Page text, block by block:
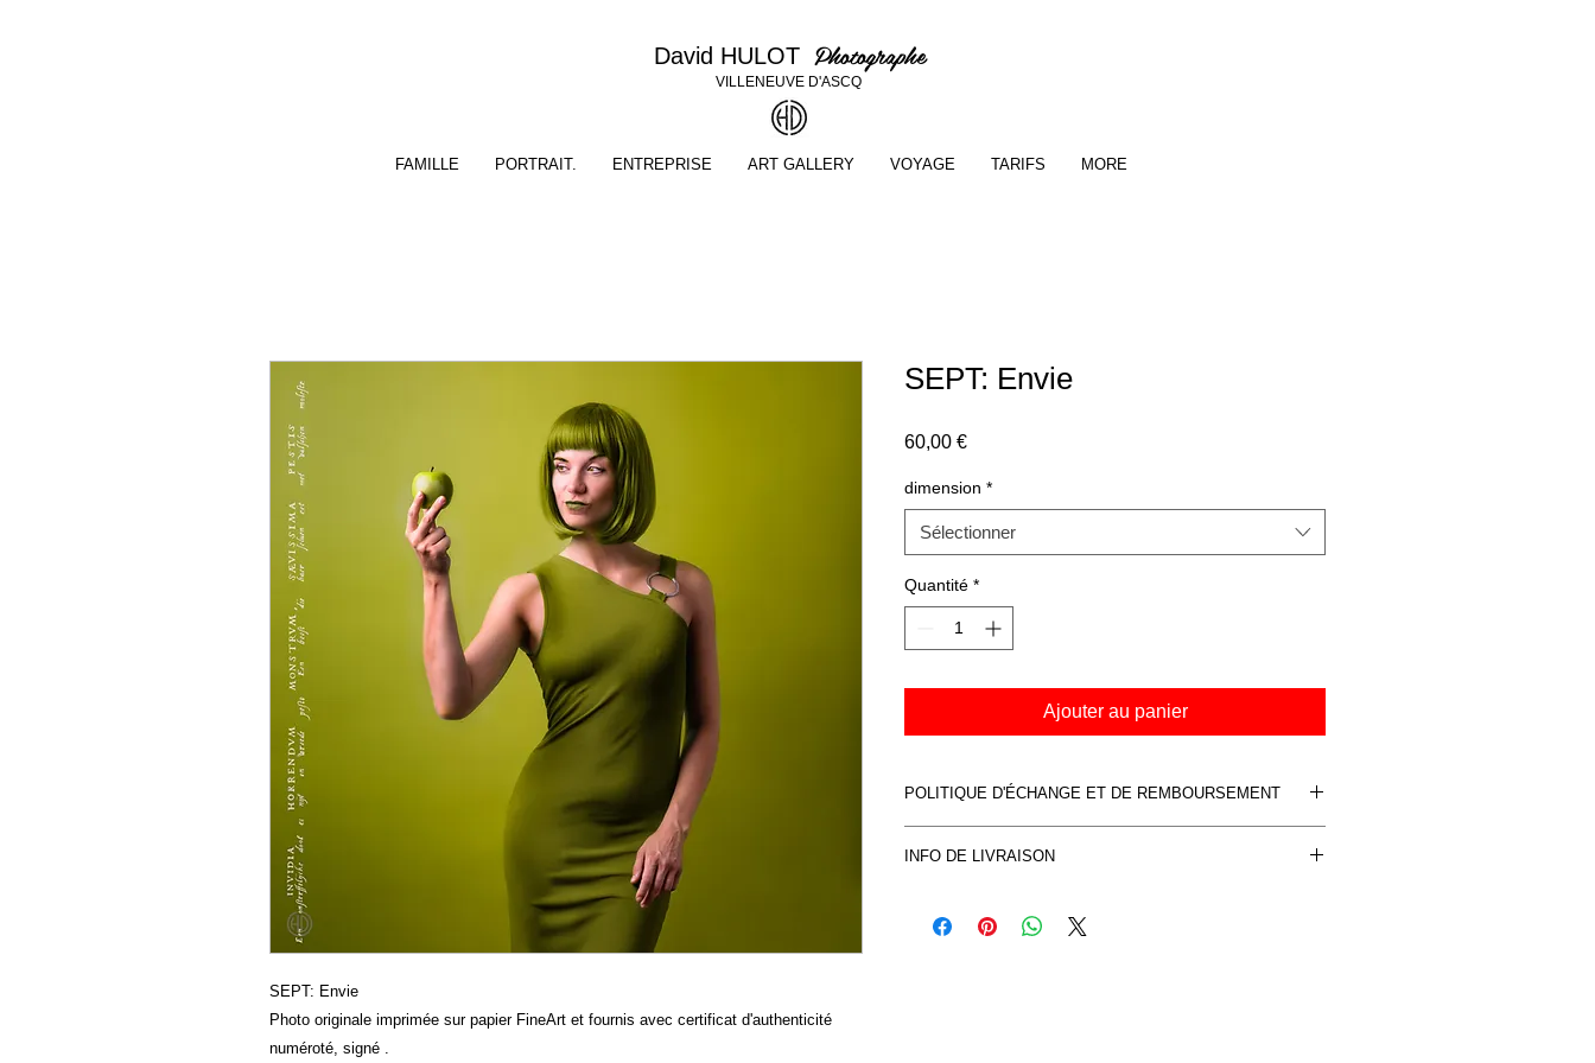
David HULOT Photographe
VILLENEUVE D'ASCQ
FAMILLE PORTRAIT. ENTREPRISE ART GALLERY VOYAGE TARIFS MORE
SEPT: Envie
Photo originale imprimée sur papier FineArt et fournis avec certificat d'authenticité
numéroté, signé .
SEPT: Envie
60,00 €Prix
dimension *
Sélectionner
Quantité *
Ajouter au panier
POLITIQUE D'ÉCHANGE ET DE REMBOURSEMENT
INFO DE LIVRAISON